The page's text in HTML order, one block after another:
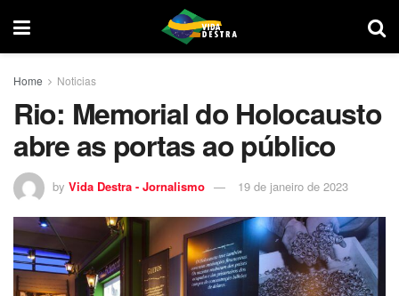
Home Noticias
Rio: Memorial do Holocausto
abre as portas ao público
by Vida Destra - Jornalismo 19 de janeiro de 2023